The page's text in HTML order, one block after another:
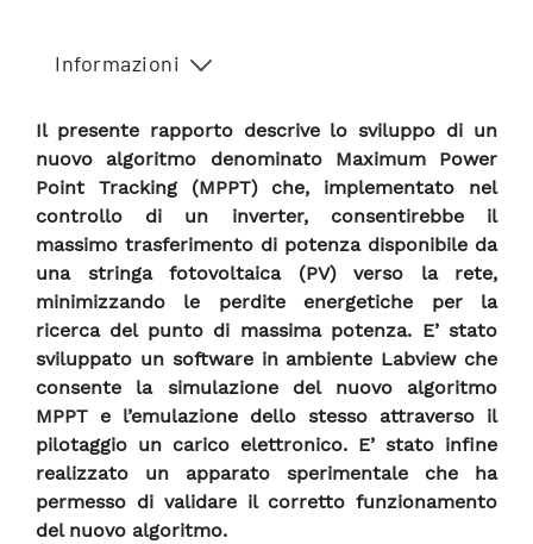
Informazioni
Il presente rapporto descrive lo sviluppo di un
nuovo algoritmo denominato Maximum Power
Point Tracking (MPPT) che, implementato nel
controllo di un inverter, consentirebbe il
massimo trasferimento di potenza disponibile da
una stringa fotovoltaica (PV) verso la rete,
minimizzando le perdite energetiche per la
ricerca del punto di massima potenza. E’ stato
sviluppato un software in ambiente Labview che
consente la simulazione del nuovo algoritmo
MPPT e l’emulazione dello stesso attraverso il
pilotaggio un carico elettronico. E’ stato infine
realizzato un apparato sperimentale che ha
permesso di validare il corretto funzionamento
del nuovo algoritmo.